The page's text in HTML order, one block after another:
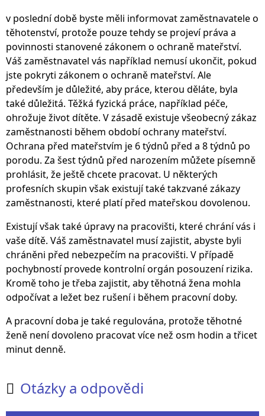
v poslední době byste měli informovat zaměstnavatele o
těhotenství, protože pouze tehdy se projeví práva a
povinnosti stanovené zákonem o ochraně mateřství.
Váš zaměstnavatel vás například nemusí ukončit, pokud
jste pokryti zákonem o ochraně mateřství. Ale
především je důležité, aby práce, kterou děláte, byla
také důležitá. Těžká fyzická práce, například péče,
ohrožuje život dítěte. V zásadě existuje všeobecný zákaz
zaměstnanosti během období ochrany mateřství.
Ochrana před mateřstvím je 6 týdnů před a 8 týdnů po
porodu. Za šest týdnů před narozením můžete písemně
prohlásit, že ještě chcete pracovat. U některých
profesních skupin však existují také takzvané zákazy
zaměstnanosti, které platí před mateřskou dovolenou.
Existují však také úpravy na pracovišti, které chrání vás i
vaše dítě. Váš zaměstnavatel musí zajistit, abyste byli
chráněni před nebezpečím na pracovišti. V případě
pochybností provede kontrolní orgán posouzení rizika.
Kromě toho je třeba zajistit, aby těhotná žena mohla
odpočívat a ležet bez rušení i během pracovní doby.
A pracovní doba je také regulována, protože těhotné
ženě není dovoleno pracovat více než osm hodin a třicet
minut denně.
 Otázky a odpovědi